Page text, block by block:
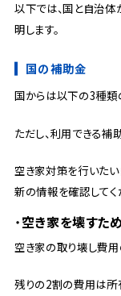
以下では、国と自治
明します。
国の補助金
国からは以下の3種類
ただし、利用できる補
空き家対策を行いた
新の情報を確認してく
空き家を壊すた
空き家の取り壊し費
残りの2割の費用は所